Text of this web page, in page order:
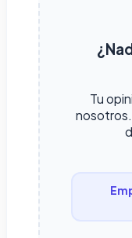
Tu
nosotros.